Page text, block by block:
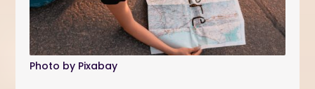
Photo by Pixabay